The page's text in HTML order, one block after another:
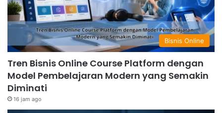
Bisnis Online
Tren Bisnis Online Course Platform dengan
Model Pembelajaran Modern yang Semakin
Diminati
16 jam ago